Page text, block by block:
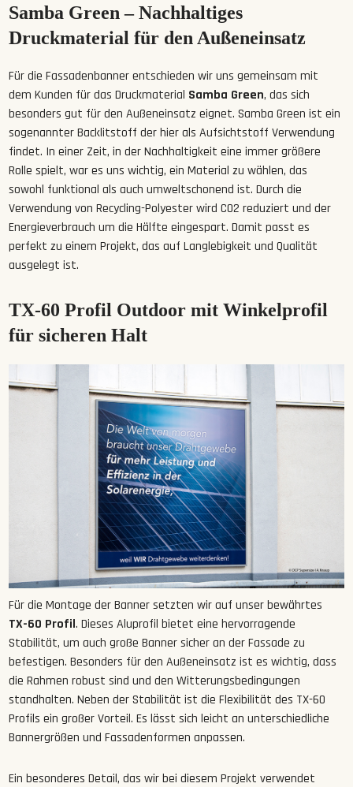
Samba Green – Nachhaltiges
Druckmaterial für den Außeneinsatz
Für die Fassadenbanner entschieden wir uns gemeinsam mit
dem Kunden für das Druckmaterial Samba Green, das sich
besonders gut für den Außeneinsatz eignet. Samba Green ist ein
sogenannter Backlitstoff der hier als Aufsichtstoff Verwendung
findet. In einer Zeit, in der Nachhaltigkeit eine immer größere
Rolle spielt, war es uns wichtig, ein Material zu wählen, das
sowohl funktional als auch umweltschonend ist. Durch die
Verwendung von Recycling-Polyester wird CO2 reduziert und der
Energieverbrauch um die Hälfte eingespart. Damit passt es
perfekt zu einem Projekt, das auf Langlebigkeit und Qualität
ausgelegt ist.
TX-60 Profil Outdoor mit Winkelprofil
für sicheren Halt
Für die Montage der Banner setzten wir auf unser bewährtes
TX-60 Profil. Dieses Aluprofil bietet eine hervorragende
Stabilität, um auch große Banner sicher an der Fassade zu
befestigen. Besonders für den Außeneinsatz ist es wichtig, dass
die Rahmen robust sind und den Witterungsbedingungen
standhalten. Neben der Stabilität ist die Flexibilität des TX-60
Profils ein großer Vorteil. Es lässt sich leicht an unterschiedliche
Bannergrößen und Fassadenformen anpassen.
Ein besonderes Detail, das wir bei diesem Projekt verwendet